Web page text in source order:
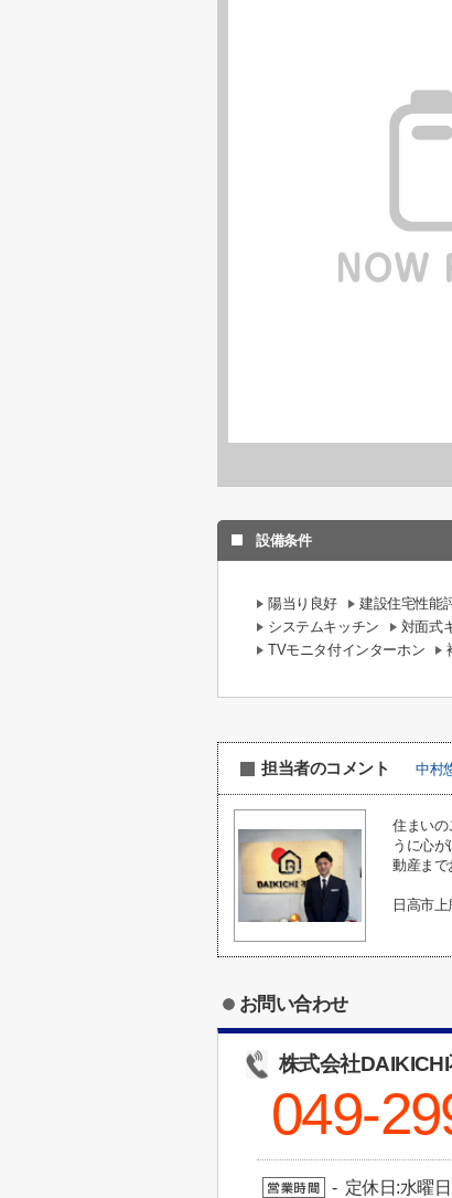
設備条件
陽当り良好 建設住宅性能
システムキッチン
対面式
TVモニタ付インターホン
担当者のコメント 中村
住まいの
うに心
動産まで
日高市
お問い合わせ
株式会社
049-
- 定休日:水曜日